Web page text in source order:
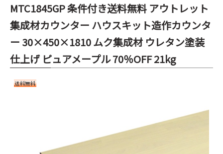
MTC1845GP 条件付き送料無料 アウトレット
集成材カウンター ハウスキット造作カウンタ
ー 30×450×1810 ムク集成材 ウレタン塗装
仕上げ ピュアメープル 70％OFF 21kg